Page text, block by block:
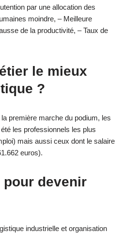
par une allocation des
moindre, – Meilleure
de la productivité, – Taux de
le mieux
?
première marche du podium, les
les professionnels les plus
mais aussi ceux dont le salaire
euros).
pour devenir
industrielle et organisation